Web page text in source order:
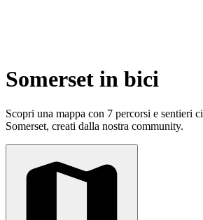
Somerset in bici
Scopri una mappa con 7 percorsi e sentieri
Somerset, creati dalla nostra community.